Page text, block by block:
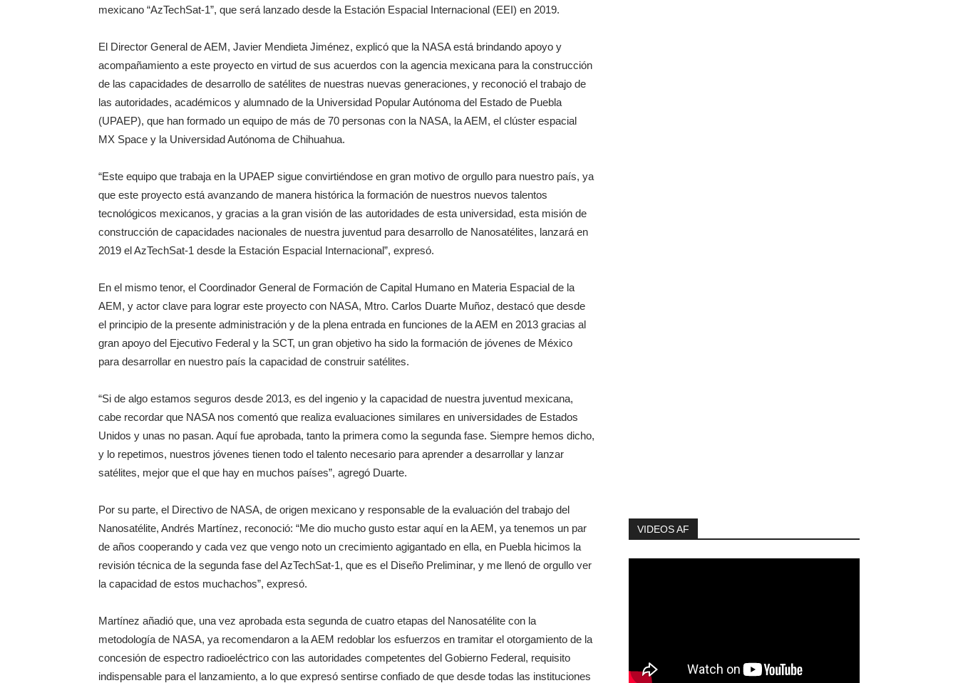
mexicano “AzTechSat-1”, que será lanzado desde la Estación Espacial Internacional (EEI) en 2019.
El Director General de AEM, Javier Mendieta Jiménez, explicó que la NASA está brindando apoyo y
acompañamiento a este proyecto en virtud de sus acuerdos con la agencia mexicana para la construcción
de las capacidades de desarrollo de satélites de nuestras nuevas generaciones, y reconoció el trabajo de
las autoridades, académicos y alumnado de la Universidad Popular Autónoma del Estado de Puebla
(UPAEP), que han formado un equipo de más de 70 personas con la NASA, la AEM, el clúster espacial
MX Space y la Universidad Autónoma de Chihuahua.
“Este equipo que trabaja en la UPAEP sigue convirtiéndose en gran motivo de orgullo para nuestro país, ya
que este proyecto está avanzando de manera histórica la formación de nuestros nuevos talentos
tecnológicos mexicanos, y gracias a la gran visión de las autoridades de esta universidad, esta misión de
construcción de capacidades nacionales de nuestra juventud para desarrollo de Nanosatélites, lanzará en
2019 el AzTechSat-1 desde la Estación Espacial Internacional”, expresó.
En el mismo tenor, el Coordinador General de Formación de Capital Humano en Materia Espacial de la
AEM, y actor clave para lograr este proyecto con NASA, Mtro. Carlos Duarte Muñoz, destacó que desde
el principio de la presente administración y de la plena entrada en funciones de la AEM en 2013 gracias al
gran apoyo del Ejecutivo Federal y la SCT, un gran objetivo ha sido la formación de jóvenes de México
para desarrollar en nuestro país la capacidad de construir satélites.
“Si de algo estamos seguros desde 2013, es del ingenio y la capacidad de nuestra juventud mexicana,
cabe recordar que NASA nos comentó que realiza evaluaciones similares en universidades de Estados
Unidos y unas no pasan. Aquí fue aprobada, tanto la primera como la segunda fase. Siempre hemos dicho,
y lo repetimos, nuestros jóvenes tienen todo el talento necesario para aprender a desarrollar y lanzar
satélites, mejor que el que hay en muchos países”, agregó Duarte.
Por su parte, el Directivo de NASA, de origen mexicano y responsable de la evaluación del trabajo del
Nanosatélite, Andrés Martínez, reconoció: “Me dio mucho gusto estar aquí en la AEM, ya tenemos un par
de años cooperando y cada vez que vengo noto un crecimiento agigantado en ella, en Puebla hicimos la
revisión técnica de la segunda fase del AzTechSat-1, que es el Diseño Preliminar, y me llenó de orgullo ver
la capacidad de estos muchachos”, expresó.
Martínez añadió que, una vez aprobada esta segunda de cuatro etapas del Nanosatélite con la
metodología de NASA, ya recomendaron a la AEM redoblar los esfuerzos en tramitar el otorgamiento de la
concesión de espectro radioeléctrico con las autoridades competentes del Gobierno Federal, requisito
indispensable para el lanzamiento, a lo que expresó sentirse confiado de que desde todas las instituciones
VIDEOS AF